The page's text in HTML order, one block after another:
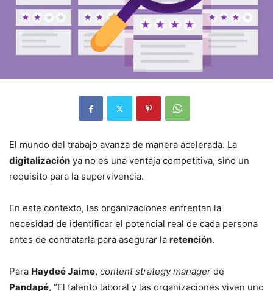
El mundo del trabajo avanza de manera acelerada. La
digitalización ya no es una ventaja competitiva, sino un
requisito para la supervivencia.
En este contexto, las organizaciones enfrentan la
necesidad de identificar el potencial real de cada persona
antes de contratarla para asegurar la retención.
Para Haydeé Jaime, content strategy manager de
Pandapé, “El talento laboral y las organizaciones viven uno